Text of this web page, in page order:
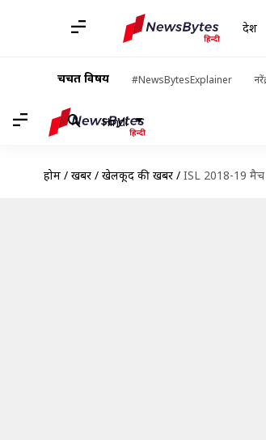
देश
चर्चित विषय #NewsBytesExplainer
Hindi
होम / खबरें / खेलकूद की खबरें / ISL 2018-19 मैच